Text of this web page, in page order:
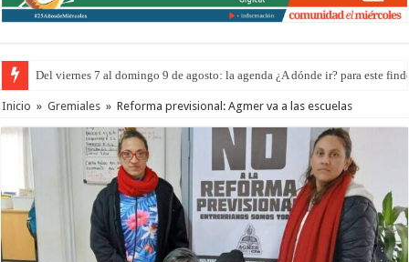
Del viernes 7 al domingo 9 de agosto: la agenda ¿A dónde ir? para este
Los chicos del CUCU jugarán en Salto
Inicio » Gremiales » Reforma previsional: Agmer va a las escuelas